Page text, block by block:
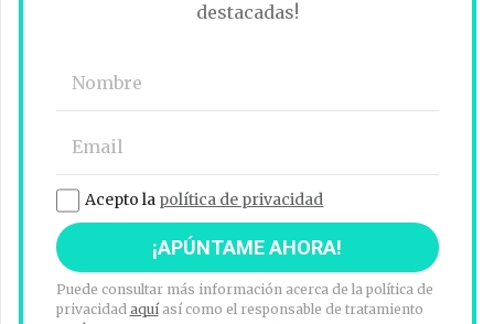
destacadas!
Acepto la política de privacidad
Puede consultar más información acerca de la política de
privacidad aquíasí como el responsable de tratamiento